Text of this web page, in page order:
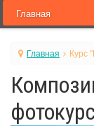
Главная Курс
фотокурс